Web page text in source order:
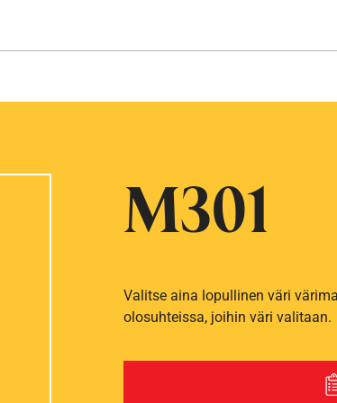
M301
Valitse aina lopullinen väri
olosuhteissa, joihin väri valitaan.